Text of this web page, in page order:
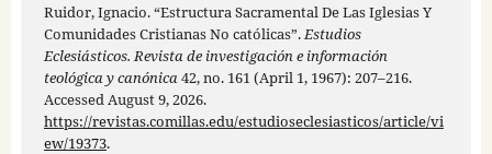
Ruidor, Ignacio. “Estructura Sacramental De Las Iglesias Y
Comunidades Cristianas No católicas”.Estudios
Eclesiásticos. Revista de investigación e información
teológica y canónica42, no. 161 (April 1, 1967): 207–216.
Accessed August 9, 2026.
https://revistas.comillas.edu/estudioseclesiasticos/article/vi
ew/19373.